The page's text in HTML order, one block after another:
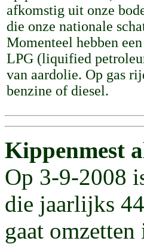
afkomstig uit onze
die onze nationale
Momenteel hebben
LPG (liquified
van aardolie. Op gas
benzine of diesel.
Kippenmest
Op 3-9-2008
die jaarlijks
gaat omzetten